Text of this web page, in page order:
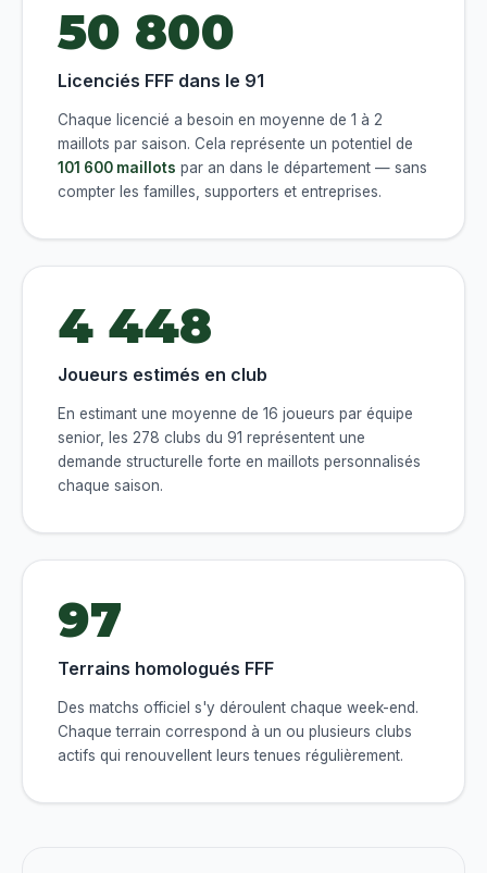
50 800
Licenciés FFF dans le 91
Chaque licencié a besoin en moyenne de 1 à 2
maillots par saison. Cela représente un potentiel de
101 600 maillots par an dans le département — sans
compter les familles, supporters et entreprises.
4 448
Joueurs estimés en club
En estimant une moyenne de 16 joueurs par équipe
senior, les 278 clubs du 91 représentent une
demande structurelle forte en maillots personnalisés
chaque saison.
97
Terrains homologués FFF
Des matchs officiel s'y déroulent chaque week-end.
Chaque terrain correspond à un ou plusieurs clubs
actifs qui renouvellent leurs tenues régulièrement.